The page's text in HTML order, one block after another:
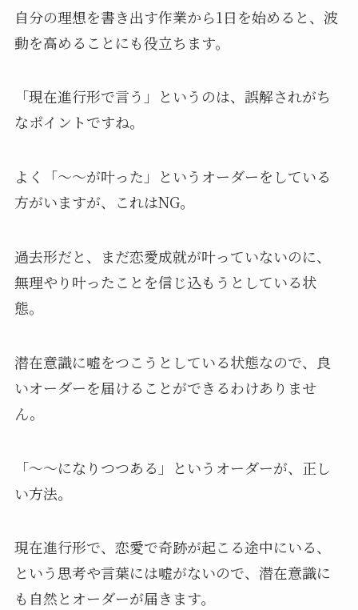
自分の理想を書き出す作業から1日を始めると、波
動を高めることにも役立ちます。
「現在進行形で言う」というのは、誤解されがち
なポイントですね。
よく「〜〜が叶った」というオーダーをしている
方がいますが、これはNG。
過去形だと、まだ恋愛成就が叶っていないのに、
無理やり叶ったことを信じ込もうとしている状
態。
潜在意識に嘘をつこうとしている状態なので、良
いオーダーを届けることができるわけありませ
ん。
「〜〜になりつつある」というオーダーが、正し
い方法。
現在進行形で、恋愛で奇跡が起こる途中にいる、
という思考や言葉には嘘がないので、潜在意識に
も自然とオーダーが届きます。